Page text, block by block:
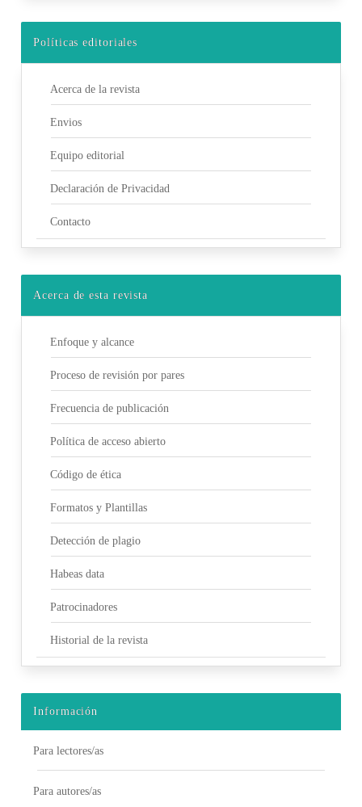
Políticas editoriales
Acerca de la revista
Envios
Equipo editorial
Declaración de Privacidad
Contacto
Acerca de esta revista
Enfoque y alcance
Proceso de revisión por pares
Frecuencia de publicación
Política de acceso abierto
Código de ética
Formatos y Plantillas
Detección de plagio
Habeas data
Patrocinadores
Historial de la revista
Información
Para lectores/as
Para autores/as